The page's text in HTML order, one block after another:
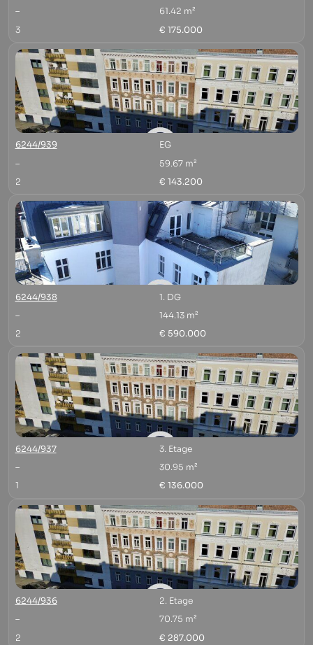
–
61.42 m²
3
€ 175.000
6244/939
EG
–
59.67 m²
2
€ 143.200
6244/938
1. DG
–
144.13 m²
2
€ 590.000
6244/937
3. Etage
–
30.95 m²
1
€ 136.000
6244/936
2. Etage
–
70.75 m²
2
€ 287.000